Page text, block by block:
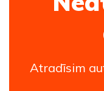
Atradīsim